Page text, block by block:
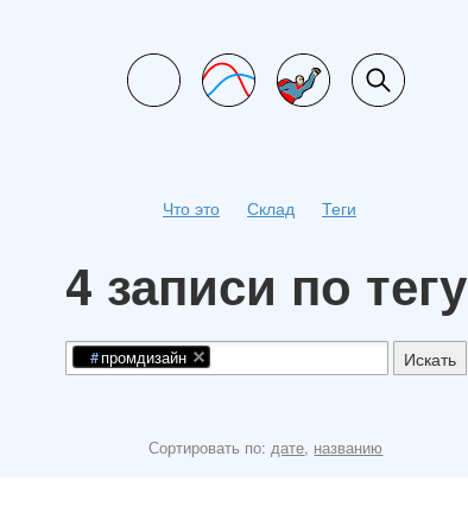
Что это Склад Теги
4 записи по тегу
промдизайн Искать
Сортировать по:дате, названию